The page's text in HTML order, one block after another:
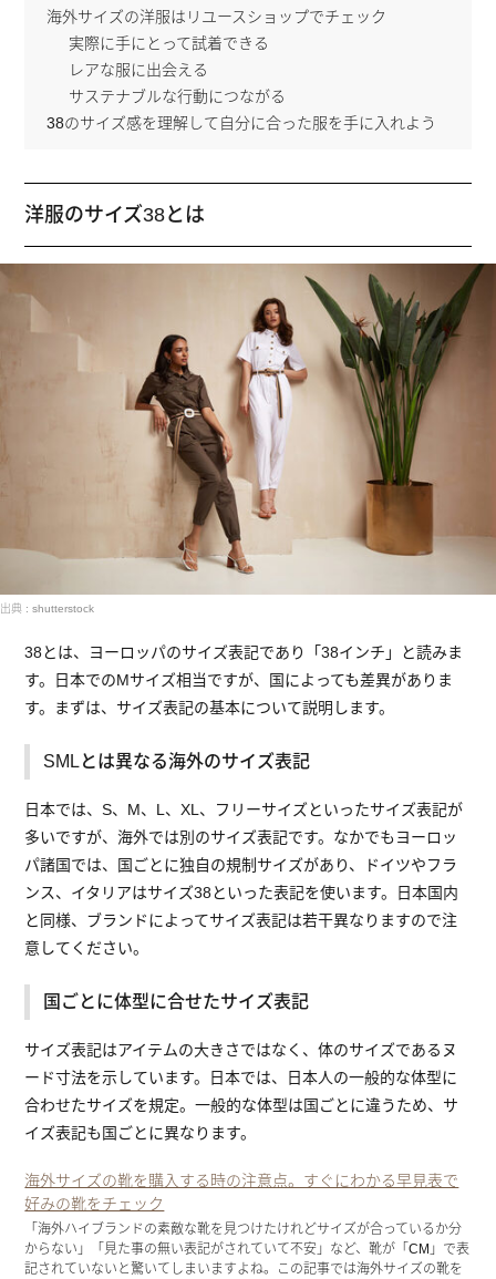
海外サイズの洋服はリユースショップでチェック
実際に手にとって試着できる
レアな服に出会える
サステナブルな行動につながる
38のサイズ感を理解して自分に合った服を手に入れよう
洋服のサイズ38とは
出典 : shutterstock
38とは、ヨーロッパのサイズ表記であり「38インチ」と読みま
す。日本でのMサイズ相当ですが、国によっても差異がありま
す。まずは、サイズ表記の基本について説明します。
SMLとは異なる海外のサイズ表記
日本では、S、M、L、XL、フリーサイズといったサイズ表記が
多いですが、海外では別のサイズ表記です。なかでもヨーロッ
パ諸国では、国ごとに独自の規制サイズがあり、ドイツやフラ
ンス、イタリアはサイズ38といった表記を使います。日本国内
と同様、ブランドによってサイズ表記は若干異なりますので注
意してください。
国ごとに体型に合せたサイズ表記
サイズ表記はアイテムの大きさではなく、体のサイズであるヌ
ード寸法を示しています。日本では、日本人の一般的な体型に
合わせたサイズを規定。一般的な体型は国ごとに違うため、サ
イズ表記も国ごとに異なります。
海外サイズの靴を購入する時の注意点。すぐにわかる早見表で
好みの靴をチェック
「海外ハイブランドの素敵な靴を見つけたけれどサイズが合っているか分
からない」「見た事の無い表記がされていて不安」など、靴が「CM」で表
記されていないと驚いてしまいますよね。この記事では海外サイズの靴を